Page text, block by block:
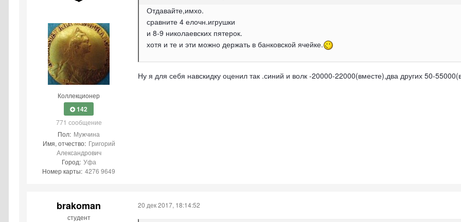
Коллекционер
142
771 сообщение
Пол: Мужчина
Имя, отчество: Григорий
Александрович
Город: Уфа
Номер карты: 4276 9649
Отдавайте,имхо.
сравните 4 елочн.игрушки
и 8-9 николаевских пятерок.
хотя и те и эти можно держать в банковской ячейке.
Ну я для себя навскидку оценил так .синий и волк -20000-22000(вместе),два других 50-
brakoman
студент
20 дек 2017, 18:14:52